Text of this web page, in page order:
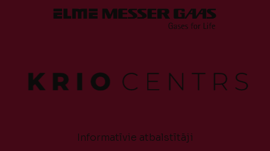
Informatīvie atbalstītāji